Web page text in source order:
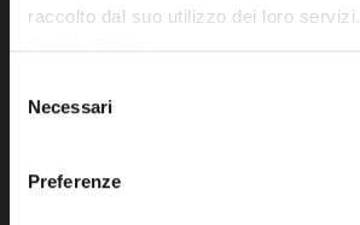
raccolto dal suo utilizzo dei loro servizi.
delNecessari
Preferenze
Certificazioni